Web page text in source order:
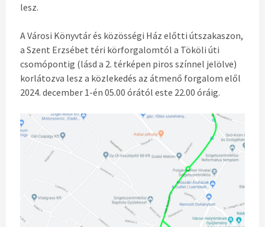
lesz.
A Városi Könyvtár és közösségi Ház előtti útszakaszon,
a Szent Erzsébet téri körforgalomtól a Tököli úti
csomópontig (lásd a 2. térképen piros színnel jelölve)
korlátozva lesz a közlekedés az átmenő forgalom elől
2024. december 1-én 05.00 órától este 22.00 óráig.